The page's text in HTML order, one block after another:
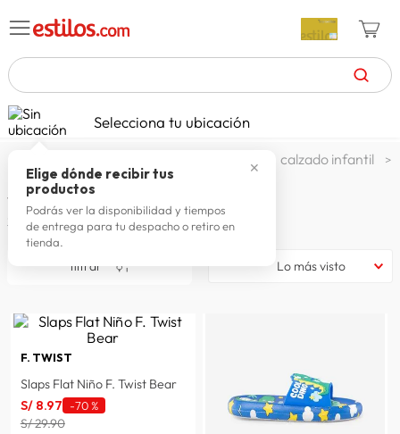
TÉRMINOS MÁS BUSCADOS
1. zapatillas mujer
2. celulares
3. zapatillas hombre
4. moda
zapatillas
7 laptop
8 . terrex
9. spiderman
10. lavadora
Selecciona tu ubicación
✕
Elige dónde recibir tus
productos
Podrás ver la disponibilidad y tiempos
de entrega para tu despacho o retiro en
tienda.
calzado infantil
SANDALIAS NIÑO
20 productos
filtrar Lo más visto
F. TWIST
Slaps Flat Niño F. Twist Bear
S/ 8.97 -70 %
S/ 29.90